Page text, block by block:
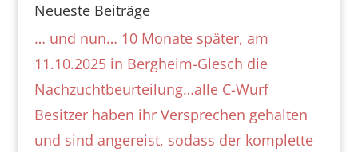
Neueste Beiträge
… und nun… 10 Monate später, am
11.10.2025 in Bergheim-Glesch die
Nachzuchtbeurteilung…alle C-Wurf
Besitzer haben ihr Versprechen gehalten
und sind angereist, sodass der komplette